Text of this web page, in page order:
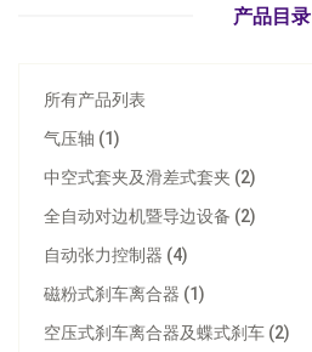
产品目录
所有产品列表
气压轴 (1)
中空式套夹及滑差式套夹 (2)
全自动对边机暨导边设备 (2)
自动张力控制器 (4)
磁粉式刹车离合器 (1)
空压式刹车离合器及蝶式刹车 (2)